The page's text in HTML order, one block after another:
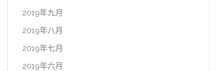
2019年九月
2019年八月
2019年七月
2019年六月